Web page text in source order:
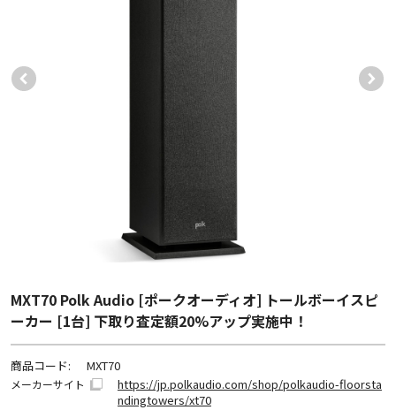
MXT70 Polk Audio [ポークオーディオ] トールボーイスピ
ーカー [1台] 下取り査定額20%アップ実施中！
商品コード: MXT70
メーカーサイト
https://jp.polkaudio.com/shop/polkaudio-floorsta
ndingtowers/xt70